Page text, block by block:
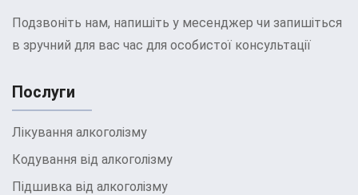
Подзвоніть нам, напишіть у месенджер чи запишіться
в зручний для вас час для особистої консультації
Послуги
Лікування алкоголізму
Кодування від алкоголізму
Підшивка від алкоголізму